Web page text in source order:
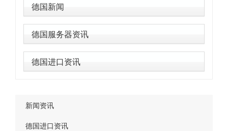
德国新闻
德国服务器资讯
德国进口资讯
新闻资讯
德国进口资讯